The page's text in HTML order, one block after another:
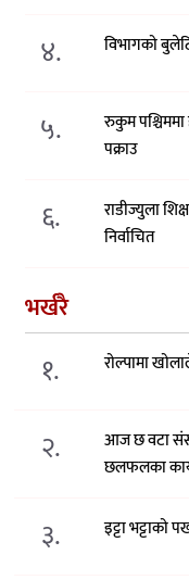
४. विभागको
५.
रुकुम
पक्राउ
६.
राडीज्युला
निर्वाचित
भर्खरै
१. रोल्पामा
२.
आज छ वटा
छलफलका
३. इट्टा भट्टाको